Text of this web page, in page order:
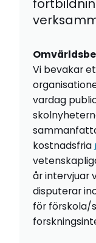
Vi bevakar
vardag
kostnadsfria
år intervjuar
disputerar
för förskola/